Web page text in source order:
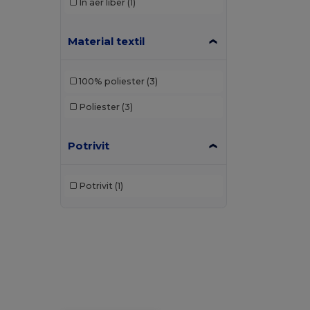
În aer liber (1)
Material textil
100% poliester (3)
Poliester (3)
Potrivit
Potrivit (1)